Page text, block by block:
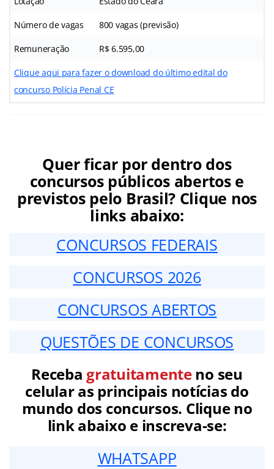
Número de vagas 800 vagas (previsão)
Remuneração R$ 6.595,00
Clique aqui para fazer o download do último edital do
concurso Polícia Penal CE
Quer ficar por dentro dos
concursos públicos abertos e
previstos pelo Brasil? Clique nos
links abaixo:
CONCURSOS FEDERAIS
CONCURSOS 2026
CONCURSOS ABERTOS
QUESTÕES DE CONCURSOS
Receba gratuitamenteno seu
celular as principais notícias do
mundo dos concursos. Clique no
link abaixo e inscreva-se:
WHATSAPP